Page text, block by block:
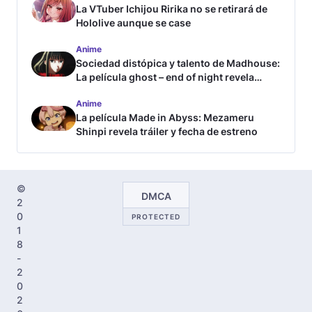
La VTuber Ichijou Ririka no se retirará de
Hololive aunque se case
Anime
Sociedad distópica y talento de Madhouse:
La película ghost – end of night revela
Anime
La película Made in Abyss: Mezameru
Shinpi revela tráiler y fecha de estreno
©
2
0
1
8
-
2
0
2
DMCA
PROTECTED